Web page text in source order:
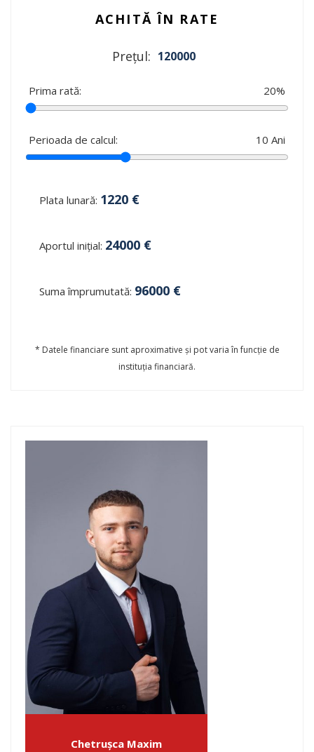
ACHITĂ ÎN RATE
Prețul: 120000
Prima rată: 20%
Perioada de calcul: 10 Ani
Plata lunară: 1220 €
Aportul inițial: 24000 €
Suma împrumutată: 96000 €
* Datele financiare sunt aproximative și pot varia în funcție de
instituția financiară.
Chetrușca Maxim